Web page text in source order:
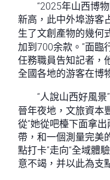
“2025年山西博
新高，此中外埠游客
生了文創產物的幾何
加到700余款。”面臨
任務職員告知記者，
全國各地的游客在博
“人說山西好風景
晉年夜地，文旅資本
從“她從吧檯下面拿
帶，和一個測量完美
點打卡”走向“全域體
意不竭，并以此為支